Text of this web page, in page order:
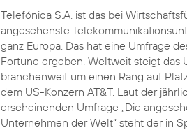
Telefónica S.A. ist das bei
angesehenste
ganz Europa. Das hat eine Umfrage
Fortune ergeben. Weltweit steigt das
branchenweit um einen Rang auf
dem US-Konzern AT&T. Laut der
erscheinenden Umfrage „Die
Unternehmen der Welt“ steht der in